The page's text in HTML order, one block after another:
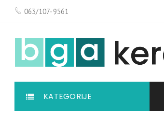
063/107-9561
KATEGORIJE